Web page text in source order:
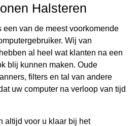
Halsteren
een van de meest voorkomende
Wij van
hebben al heel wat klanten na een
blij kunnen maken. Oude
filters en tal van andere
uw computer na verloop van tijd
altijd voor u klaar bij het